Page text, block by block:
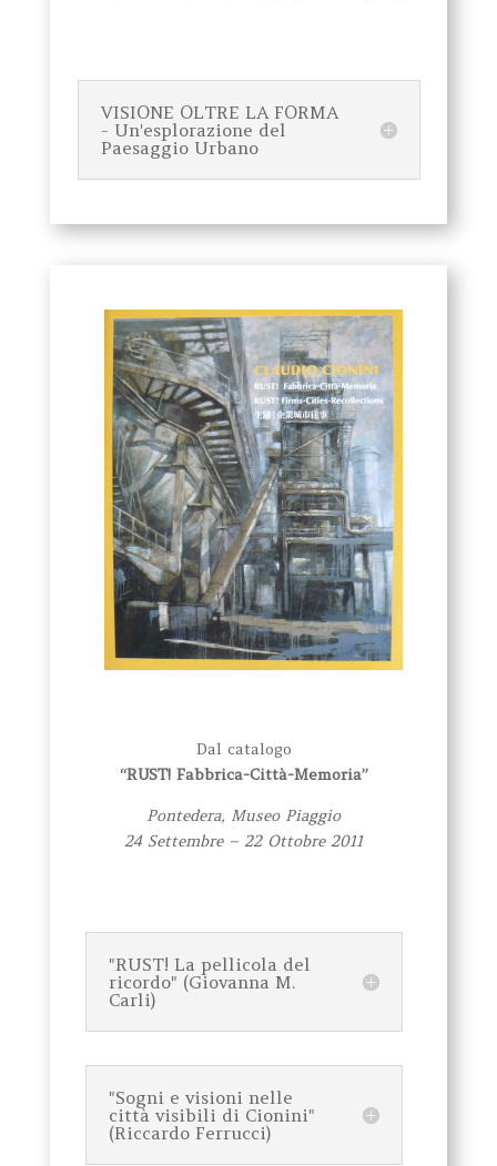
VISIONE OLTRE LA FORMA
- Un'esplorazione del
Paesaggio Urbano
Dal catalogo
“RUST! Fabbrica-Città-Memoria”
Pontedera, Museo Piaggio
24 Settembre – 22 Ottobre 2011
"RUST! La pellicola del
ricordo" (Giovanna M.
Carli)
"Sogni e visioni nelle
città visibili di Cionini"
(Riccardo Ferrucci)